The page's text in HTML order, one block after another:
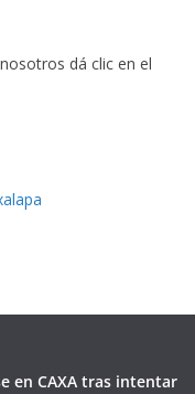
dá clic en el
en CAXA tras intentar